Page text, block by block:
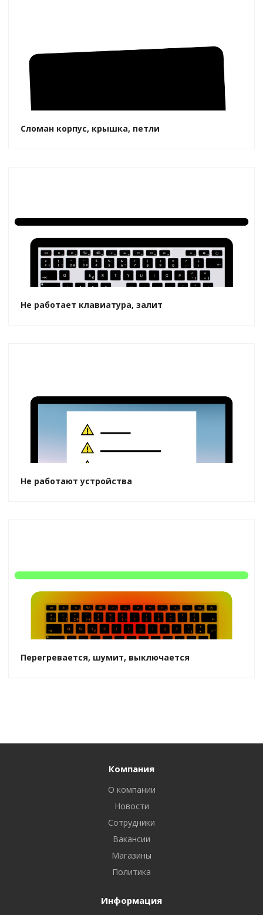
Сломан корпус, крышка, петли
Не работает клавиатура, залит
Не работают устройства
Перегревается, шумит, выключается
Компания
О компании
Новости
Сотрудники
Вакансии
Магазины
Политика
Информация